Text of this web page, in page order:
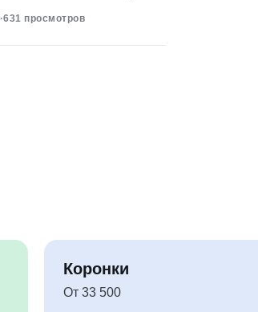
·631 просмотров
Коронки
От 33 500